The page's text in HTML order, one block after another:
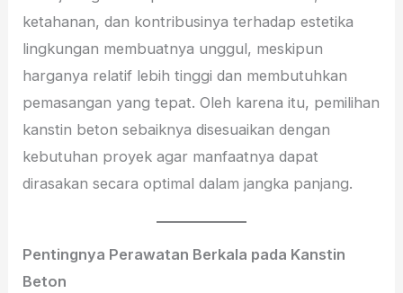
ketahanan, dan kontribusinya terhadap estetika
lingkungan membuatnya unggul, meskipun
harganya relatif lebih tinggi dan membutuhkan
pemasangan yang tepat. Oleh karena itu, pemilihan
kanstin beton sebaiknya disesuaikan dengan
kebutuhan proyek agar manfaatnya dapat
dirasakan secara optimal dalam jangka panjang.
Pentingnya Perawatan Berkala pada Kanstin
Beton